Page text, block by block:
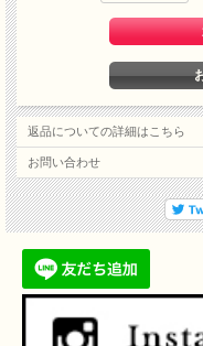
返品についての詳細はこちら
お問い合わせ